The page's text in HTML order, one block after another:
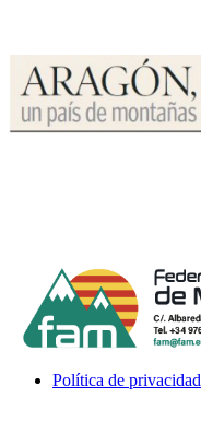
Política de privacidad